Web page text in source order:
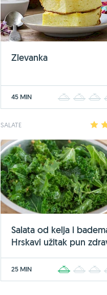
Zlevanka
45 MIN 2 3
SALATE
Salata od kelja i
Hrskavi užitak pun
25 MIN 2 3